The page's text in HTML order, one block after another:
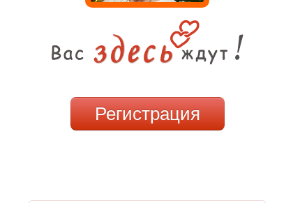
Регистрация